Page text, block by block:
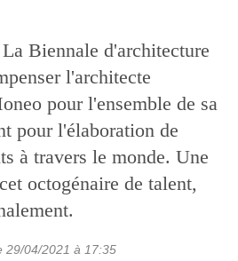
La Biennale d'architecture
l'architecte
pour l'ensemble de sa
pour l'élaboration de
à travers le monde. Une
octogénaire de talent,
29/04/2021 à 17:35